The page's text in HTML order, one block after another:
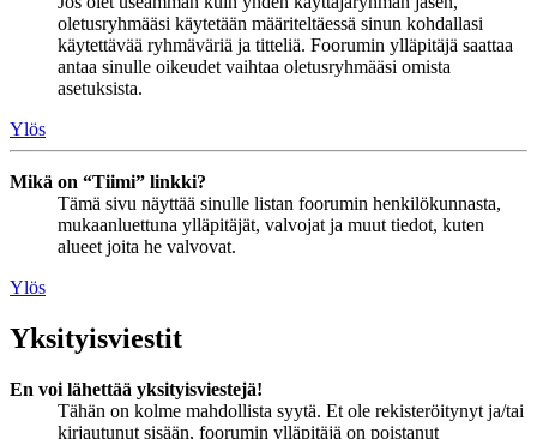
oletusryhmääsi käytetään määriteltäessä sinun kohdallasi
käytettävää ryhmäväriä ja titteliä. Foorumin ylläpitäjä saattaa
antaa sinulle oikeudet vaihtaa oletusryhmääsi omista
asetuksista.
Ylös
Mikä on “Tiimi” linkki?
Tämä sivu näyttää sinulle listan foorumin henkilökunnasta,
mukaanluettuna ylläpitäjät, valvojat ja muut tiedot, kuten
alueet joita he valvovat.
Ylös
Yksityisviestit
En voi lähettää yksityisviestejä!
Tähän on kolme mahdollista syytä. Et ole rekisteröitynyt ja/tai
kirjautunut sisään, foorumin ylläpitäjä on poistanut